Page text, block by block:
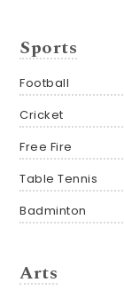
Sports
Football
Cricket
Free Fire
Table Tennis
Badminton
Arts